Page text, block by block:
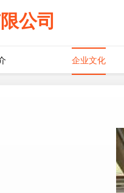
公司
企业文化